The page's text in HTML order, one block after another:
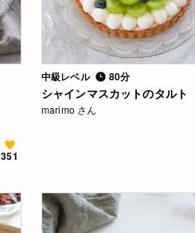
351
中級レベル 80分
シャインマスカットのタルト
marimo さん